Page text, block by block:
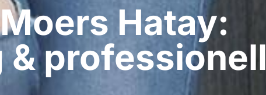
Hatay:
& professionell​